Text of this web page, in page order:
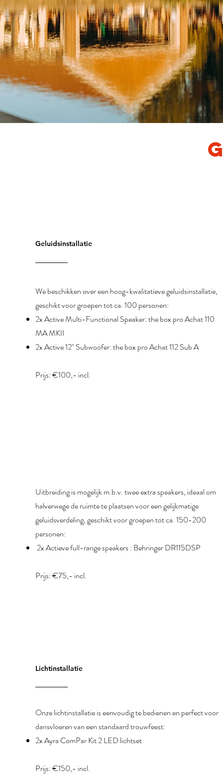
Geluidsinstallatie
We beschikken over een hoog-kwalitatieve geluidsinstallatie,
geschikt voor groepen tot ca. 100 personen:
2x Active Multi-Functional Speaker: the box pro Achat 110
MA MKII
2x Active 12" Subwoofer: the box pro Achat 112 Sub A
Prijs: €100,- incl.
Uitbreiding is mogelijk m.b.v. twee extra speakers, ideaal om
halverwege de ruimte te plaatsen voor een gelijkmatige
geluidsverdeling, geschikt voor groepen tot ca. 150-200
personen:
2x Actieve full-range speakers : Behringer DR115DSP
Prijs: €75,- incl.
Lichtinstallatie
Onze lichtinstallatie is eenvoudig te bedienen en perfect voor
dansvloeren van een standaard trouwfeest:
2x Ayra ComPar Kit 2 LED lichtset
Prijs: €150,- incl.